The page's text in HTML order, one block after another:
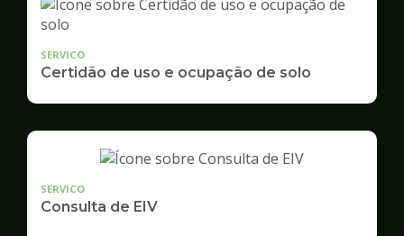
SERVICO
Certidão de uso e ocupação de solo
SERVICO
Consulta de EIV